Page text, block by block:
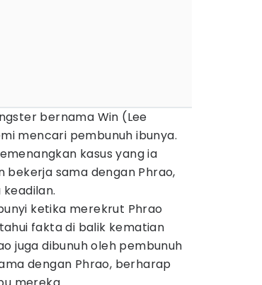
bernama Win (Lee
mencari pembunuh ibunya.
kasus yang ia
bekerja sama dengan Phrao,
ketika merekrut Phrao
fakta di balik kematian
juga dibunuh oleh pembunuh
dengan Phrao, berharap